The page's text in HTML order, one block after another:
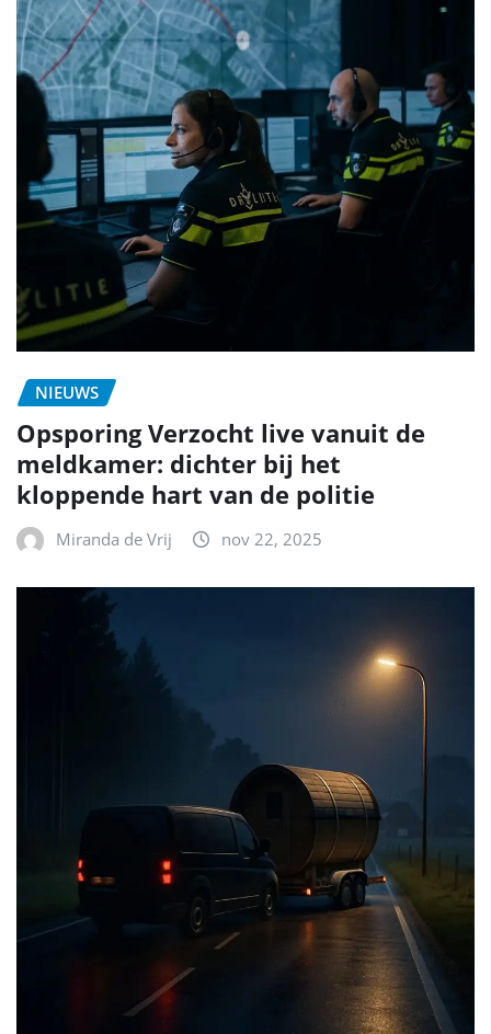
NIEUWS
Opsporing Verzocht live vanuit de
meldkamer: dichter bij het
kloppende hart van de politie
Miranda de Vrij nov 22, 2025